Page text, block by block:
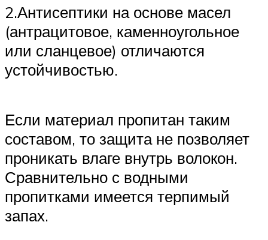
2.Антисептики на основе масел
(антрацитовое, каменноугольное
или сланцевое) отличаются
устойчивостью.
Если материал пропитан таким
составом, то защита не позволяет
проникать влаге внутрь волокон.
Сравнительно с водными
пропитками имеется терпимый
запах.